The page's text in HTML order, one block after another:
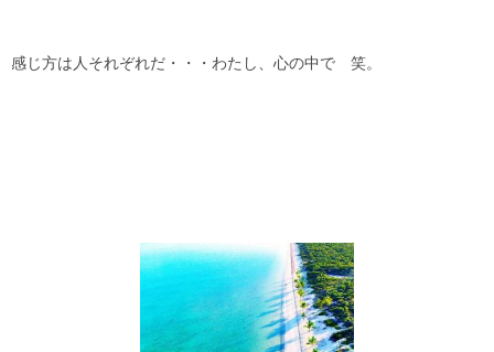
感じ方は人それぞれだ・・・わたし、心の中で 笑。